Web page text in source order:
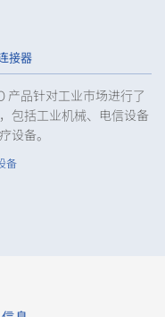
接器
产品针对工业市场进行了
包括工业机械、电信设备
设备。
备